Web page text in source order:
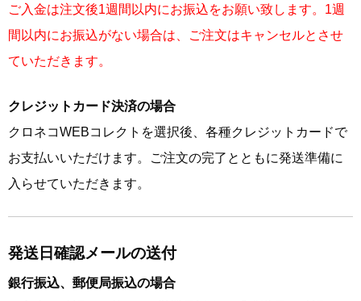
ご入金は注文後1週間以内にお振込をお願い致します。1週
間以内にお振込がない場合は、ご注文はキャンセルとさせ
ていただきます。
クレジットカード決済の場合
クロネコWEBコレクトを選択後、各種クレジットカードで
お支払いいただけます。ご注文の完了とともに発送準備に
入らせていただきます。
発送日確認メールの送付
銀行振込、郵便局振込の場合